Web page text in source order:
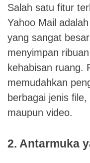
Salah satu fitur
Yahoo Mail
yang sangat
menyimpan
kehabisan ruang.
memudahkan
berbagai jenis
maupun video.
2. Antarmuka